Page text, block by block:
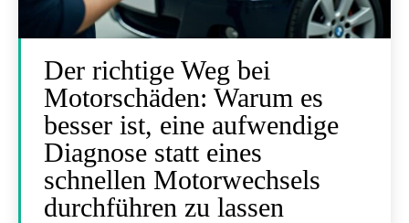
Der richtige Weg bei
Motorschäden: Warum es
besser ist, eine aufwendige
Diagnose statt eines
schnellen Motorwechsels
durchführen zu lassen